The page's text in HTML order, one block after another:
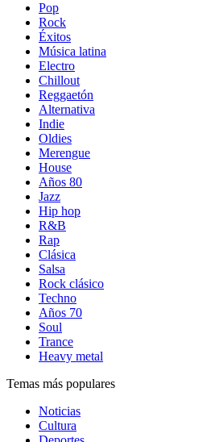
Pop
Rock
Éxitos
Música latina
Electro
Chillout
Reggaetón
Alternativa
Indie
Oldies
Merengue
House
Años 80
Jazz
Hip hop
R&B
Rap
Clásica
Salsa
Rock clásico
Techno
Años 70
Soul
Trance
Heavy metal
Temas más populares
Noticias
Cultura